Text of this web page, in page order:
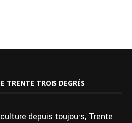
TRENTE TROIS DEGRÉS
depuis toujours, Trente